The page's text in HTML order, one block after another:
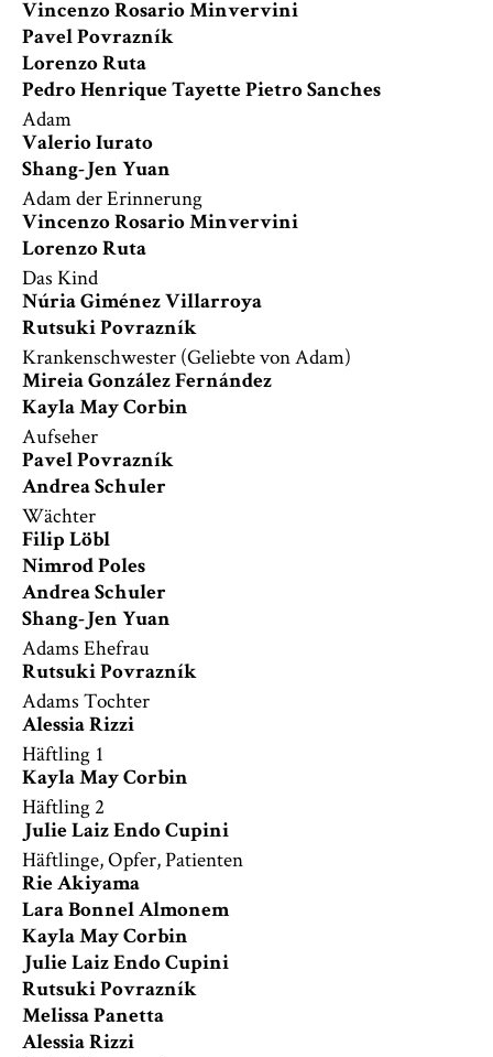
Vincenzo Rosario Minvervini
Pavel Povrazník
Lorenzo Ruta
Pedro Henrique Tayette Pietro Sanches
Adam
Valerio Iurato
Shang-Jen Yuan
Adam der Erinnerung
Vincenzo Rosario Minvervini
Lorenzo Ruta
Das Kind
Núria Giménez Villarroya
Rutsuki Povrazník
Krankenschwester (Geliebte von Adam)
Mireia González Fernández
Kayla May Corbin
Aufseher
Pavel Povrazník
Andrea Schuler
Wächter
Filip Löbl
Nimrod Poles
Andrea Schuler
Shang-Jen Yuan
Adams Ehefrau
Rutsuki Povrazník
Adams Tochter
Alessia Rizzi
Häftling 1
Kayla May Corbin
Häftling 2
Julie Laiz Endo Cupini
Häftlinge, Opfer, Patienten
Rie Akiyama
Lara Bonnel Almonem
Kayla May Corbin
Julie Laiz Endo Cupini
Rutsuki Povrazník
Melissa Panetta
Alessia Rizzi